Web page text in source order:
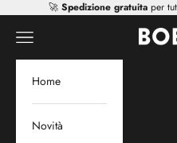
Vai al contenuto
🚀 Spedizione gratuitaper
Mr
Apri il menu di navigazione
Home
Novità